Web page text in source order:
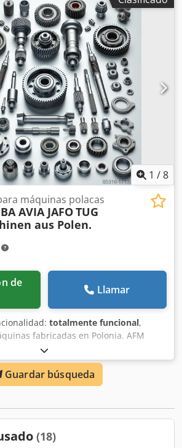
800 x 400 mm Capacidad de carga
variables hasta máx. 2000
/ 4 m/min Potencia del motor - husillo
kW Recorrido de la caña 80 mm
400 V Potencia total requerida
máquina aprox. 1,9 t Dimensiones
aprox. 2,00 x 2,76 x 2,05 m - Nº de
Achsa - Visualizador
ND780 - volante electrónico - volantes
continua de la velocidad - avances
variables - husillo
- equipo de refrigeración
1 /8
máquinas polacas
AVIA JAFOTUG
aus Polen.
Llamar
totalmente funcional,
fabricadas en Polonia. AFM
FAT Wrocław, AVIA Warszawa,
FAMOT Pleszew. Repuestos para
otros: TUM 25, TUM 35, TUJ 50, TUJ
TUR 50, TUR 63, TUR 560, TUR 630,
otros: FND 25, FND 32, FND 40,
Guardar búsqueda
(18)